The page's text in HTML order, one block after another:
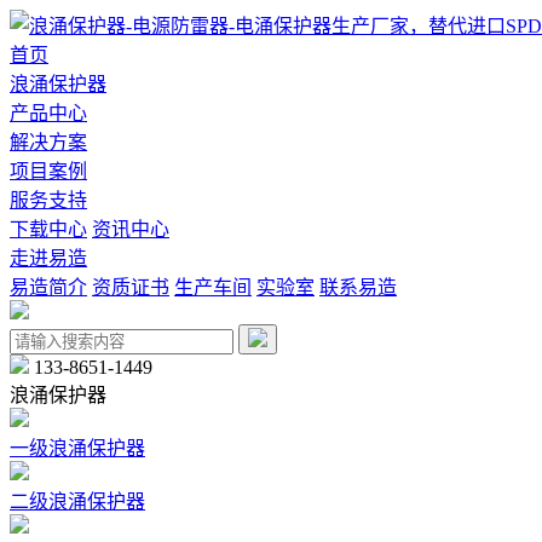
首页
浪涌保护器
产品中心
解决方案
项目案例
服务支持
下载中心 资讯中心
走进易造
易造简介 资质证书 生产车间 实验室 联系易造
133-8651-1449
浪涌保护器
一级浪涌保护器
二级浪涌保护器